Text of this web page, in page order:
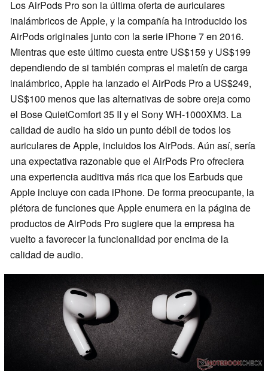
Los AirPods Pro son la última oferta de auriculares
inalámbricos de Apple, y la compañía ha introducido los
AirPods originales junto con la serie iPhone 7 en 2016.
Mientras que este último cuesta entre US$159 y US$199
dependiendo de si también compras el maletín de carga
inalámbrico, Apple ha lanzado el AirPods Pro a US$249,
US$100 menos que las alternativas de sobre oreja como
el Bose QuietComfort 35 II y el Sony WH-1000XM3. La
calidad de audio ha sido un punto débil de todos los
auriculares de Apple, incluidos los AirPods. Aún así, sería
una expectativa razonable que el AirPods Pro ofreciera
una experiencia auditiva más rica que los Earbuds que
Apple incluye con cada iPhone. De forma preocupante, la
plétora de funciones que Apple enumera en la página de
productos de AirPods Pro sugiere que la empresa ha
vuelto a favorecer la funcionalidad por encima de la
calidad de audio.